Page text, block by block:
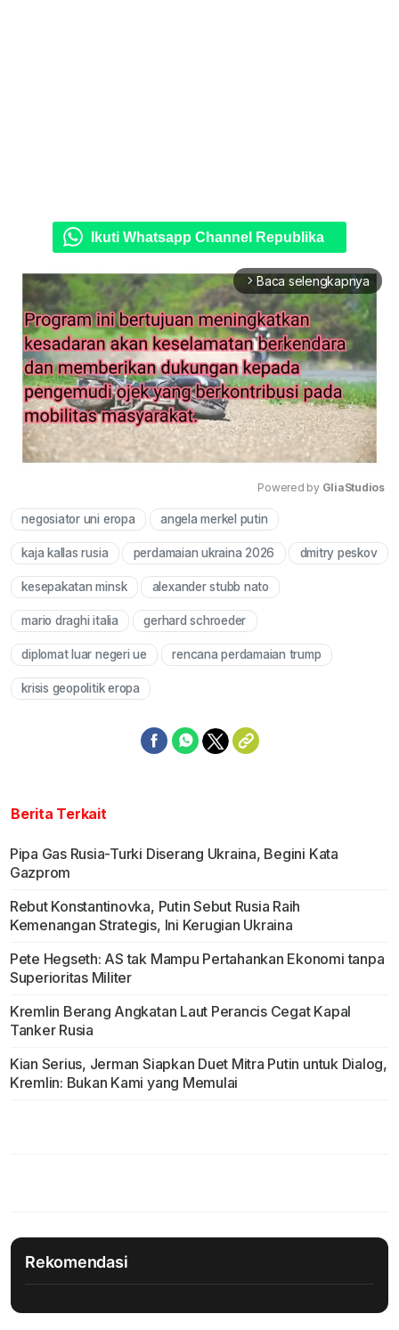
Ikuti Whatsapp Channel Republika
arrow_forward_ios Baca selengkapnya
Powered by GliaStudios
negosiator uni eropa angela merkel putin
kaja kallas rusia perdamaian ukraina 2026 dmitry peskov
kesepakatan minsk alexander stubb nato
mario draghi italia gerhard schroeder
diplomat luar negeri ue rencana perdamaian trump
krisis geopolitik eropa
Berita Terkait
Pipa Gas Rusia-Turki Diserang Ukraina, Begini Kata
Gazprom
Rebut Konstantinovka, Putin Sebut Rusia Raih
Kemenangan Strategis, Ini Kerugian Ukraina
Pete Hegseth: AS tak Mampu Pertahankan Ekonomi tanpa
Superioritas Militer
Kremlin Berang Angkatan Laut Perancis Cegat Kapal
Tanker Rusia
Kian Serius, Jerman Siapkan Duet Mitra Putin untuk Dialog,
Kremlin: Bukan Kami yang Memulai
Rekomendasi